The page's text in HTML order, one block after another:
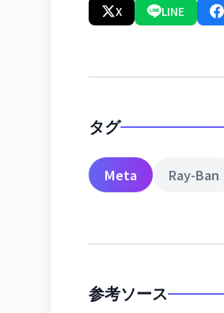
X LINE
タグ
Meta Ray-Ban
参考ソース